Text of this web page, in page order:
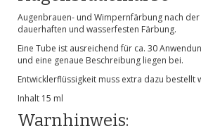
Augenbrauen- und Wimpernfärbung nach
dauerhaften und wasserfesten Färbung.
Eine Tube ist ausreichend für ca. 30
und eine genaue Beschreibung liegen bei.
Entwicklerflüssigkeit muss extra dazu bestellt
Inhalt 15 ml
Warnhinweis: